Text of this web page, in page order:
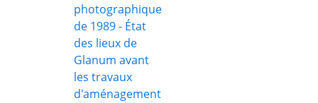
photographique
de 1989 - État
des lieux de
Glanum avant
les travaux
d'aménagement